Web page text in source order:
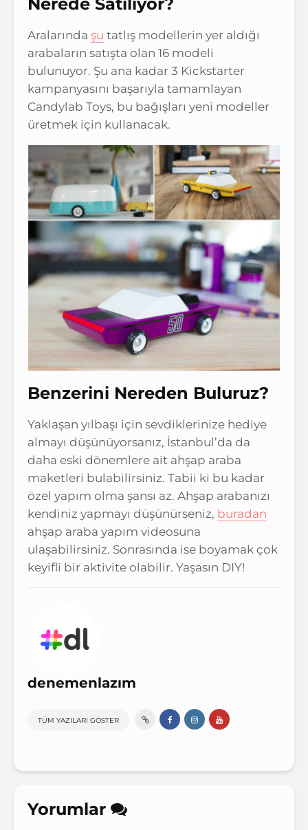
Aralarında şu tatlış modellerin yer aldığı
arabaların satışta olan 16 modeli
bulunuyor. Şu ana kadar 3 Kickstarter
kampanyasını başarıyla tamamlayan
Candylab Toys, bu bağışları yeni modeller
üretmek için kullanacak.
Benzerini Nereden Buluruz?
Yaklaşan yılbaşı için sevdiklerinize hediye
almayı düşünüyorsanız, İstanbul’da da
daha eski dönemlere ait ahşap araba
maketleri bulabilirsiniz. Tabii ki bu kadar
özel yapım olma şansı az. Ahşap arabanızı
kendiniz yapmayı düşünürseniz, buradan
ahşap araba yapım videosuna
ulaşabilirsiniz. Sonrasında ise boyamak çok
keyifli bir aktivite olabilir. Yaşasın DIY!
denemenlazım
TÜM YAZILARI GÖSTER
Yorumlar